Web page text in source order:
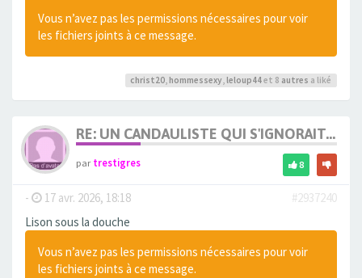
Vous n’avez pas les permissions nécessaires pour voir
les fichiers joints à ce message.
christ20 hommessexy leloup44et 8 autres a liké
RE: UN CANDAULISTE QUI S'IGNORAIT...
partrestigres 8
- 17 avr. 2026, 18:18
#2937240
Lison sous la douche
Vous n’avez pas les permissions nécessaires pour voir
les fichiers joints à ce message.